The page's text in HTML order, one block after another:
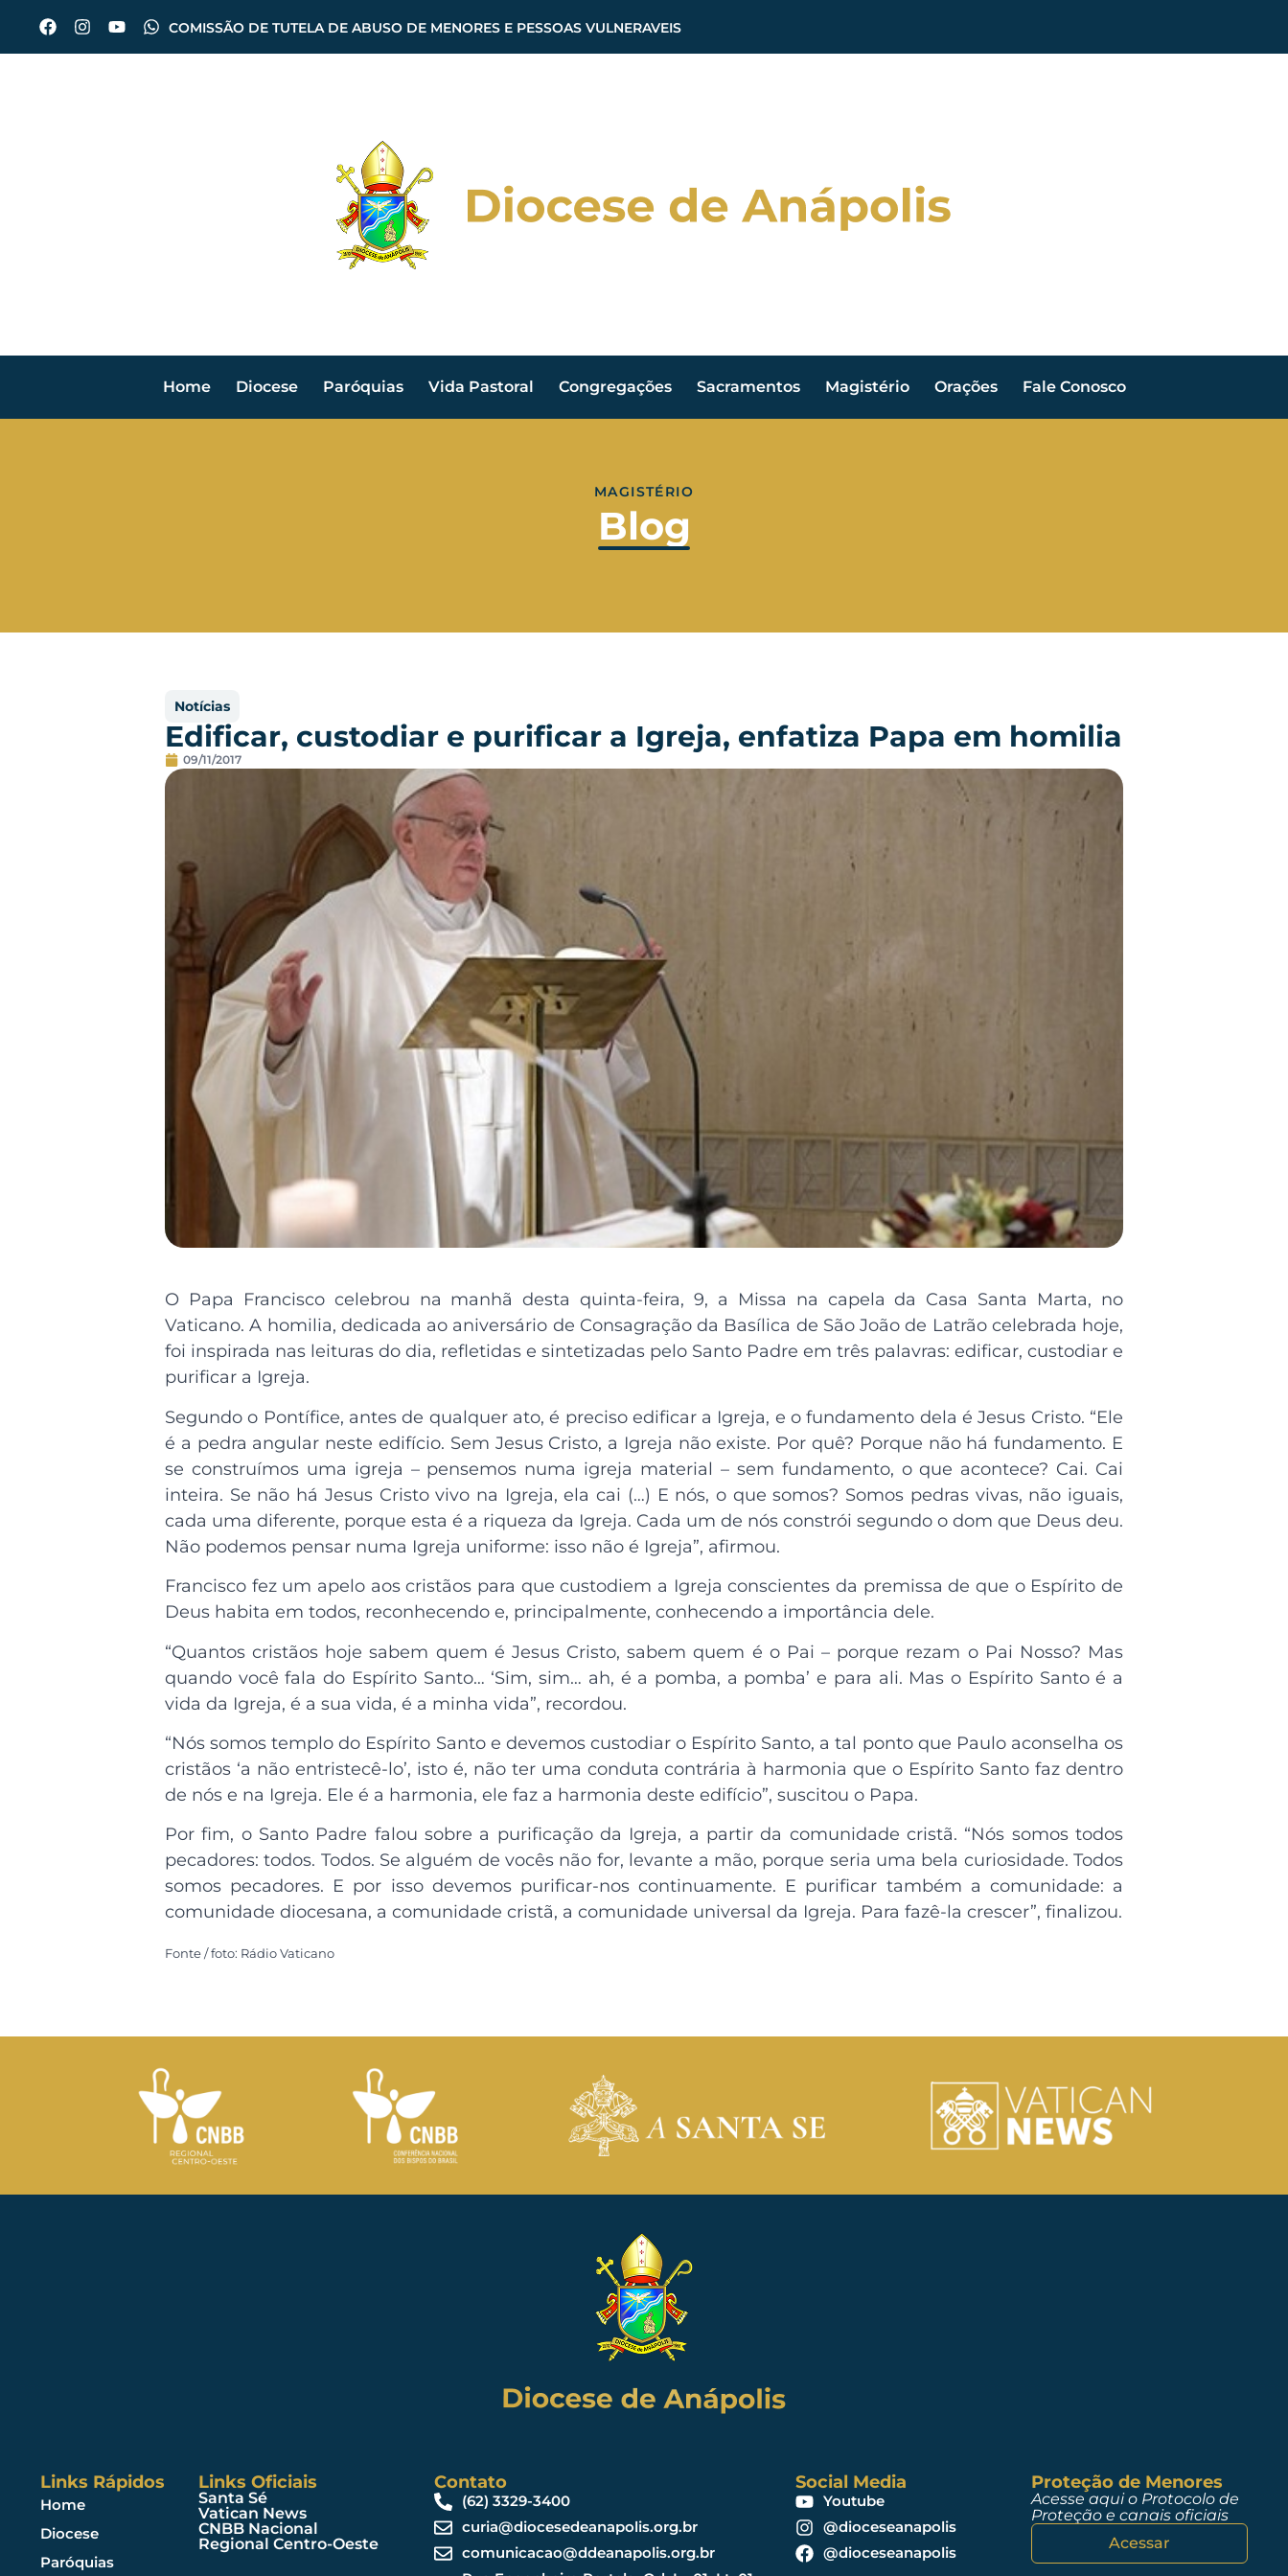
COMISSÃO DE TUTELA DE ABUSO DE MENORES E PESSOAS VULNERAVEIS
Home Diocese Paróquias Vida Pastoral Congregações Sacramentos Magistério Orações Fale Conosco
MAGISTÉRIO
Blog
Notícias
Edificar, custodiar e purificar a Igreja, enfatiza Papa em homilia
09/11/2017
O Papa Francisco celebrou na manhã desta quinta-feira, 9, a Missa na capela da Casa Santa Marta, no
Vaticano. A homilia, dedicada ao aniversário de Consagração da Basílica de São João de Latrão celebrada hoje,
foi inspirada nas leituras do dia, refletidas e sintetizadas pelo Santo Padre em três palavras: edificar, custodiar e
purificar a Igreja.
Segundo o Pontífice, antes de qualquer ato, é preciso edificar a Igreja, e o fundamento dela é Jesus Cristo. “Ele
é a pedra angular neste edifício. Sem Jesus Cristo, a Igreja não existe. Por quê? Porque não há fundamento. E
se construímos uma igreja – pensemos numa igreja material – sem fundamento, o que acontece? Cai. Cai
inteira. Se não há Jesus Cristo vivo na Igreja, ela cai (…) E nós, o que somos? Somos pedras vivas, não iguais,
cada uma diferente, porque esta é a riqueza da Igreja. Cada um de nós constrói segundo o dom que Deus deu.
Não podemos pensar numa Igreja uniforme: isso não é Igreja”, afirmou.
Francisco fez um apelo aos cristãos para que custodiem a Igreja conscientes da premissa de que o Espírito de
Deus habita em todos, reconhecendo e, principalmente, conhecendo a importância dele.
“Quantos cristãos hoje sabem quem é Jesus Cristo, sabem quem é o Pai – porque rezam o Pai Nosso? Mas
quando você fala do Espírito Santo… ‘Sim, sim… ah, é a pomba, a pomba’ e para ali. Mas o Espírito Santo é a
vida da Igreja, é a sua vida, é a minha vida”, recordou.
“Nós somos templo do Espírito Santo e devemos custodiar o Espírito Santo, a tal ponto que Paulo aconselha os
cristãos ‘a não entristecê-lo’, isto é, não ter uma conduta contrária à harmonia que o Espírito Santo faz dentro
de nós e na Igreja. Ele é a harmonia, ele faz a harmonia deste edifício”, suscitou o Papa.
Por fim, o Santo Padre falou sobre a purificação da Igreja, a partir da comunidade cristã. “Nós somos todos
pecadores: todos. Todos. Se alguém de vocês não for, levante a mão, porque seria uma bela curiosidade. Todos
somos pecadores. E por isso devemos purificar-nos continuamente. E purificar também a comunidade: a
comunidade diocesana, a comunidade cristã, a comunidade universal da Igreja. Para fazê-la crescer”, finalizou.
Fonte / foto: Rádio Vaticano
Links Rápidos
Home
Diocese
Paróquias
Links Oficiais
Santa Sé
Vatican News
CNBB Nacional
Regional Centro-Oeste
Contato
(62) 3329-3400
curia@diocesedeanapolis.org.br
comunicacao@ddeanapolis.org.br
Social Media
Youtube
@dioceseanapolis
@dioceseanapolis
Proteção de Menores
Acesse aqui o Protocolo de
Proteção e canais oficiais
Acessar